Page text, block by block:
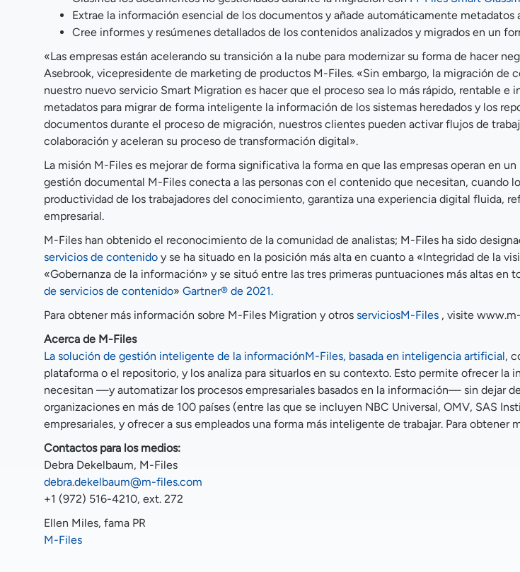
Extrae la información esencial de los documentos y añade automáticamente metadatos
Cree informes y resúmenes detallados de los contenidos analizados y migrados en un
«Las empresas están acelerando su transición a la nube para modernizar su forma de hacer
Asebrook, vicepresidente de marketing de productos M-Files. «Sin embargo, la migración de
nuestro nuevo servicio Smart Migration es hacer que el proceso sea lo más rápido, rentable
metadatos para migrar de forma inteligente la información de los sistemas heredados y los
documentos durante el proceso de migración, nuestros clientes pueden activar flujos de
colaboración y aceleran su proceso de transformación digital».
La misión M-Files es mejorar de forma significativa la forma en que las empresas operan en
gestión documental M-Files conecta a las personas con el contenido que necesitan, cuando
productividad de los trabajadores del conocimiento, garantiza una experiencia digital fluida,
empresarial.
M-Files han obtenido el reconocimiento de la comunidad de analistas; M-Files ha sido
servicios de contenido y se ha situado en la posición más alta en cuanto a «Integridad de la
«Gobernanza de la información» y se situó entre las tres primeras puntuaciones más altas en
de servicios de contenido» Gartner® de 2021.
Para obtener más información sobre M-Files Migration y otros serviciosM-Files , visite
Acerca de M-Files
La solución de gestión inteligente de la informaciónM-Files, basada en inteligencia artificial,
plataforma o el repositorio, y los analiza para situarlos en su contexto. Esto permite ofrecer la
necesitan —y automatizar los procesos empresariales basados en la información— sin dejar
organizaciones en más de 100 países (entre las que se incluyen NBC Universal, OMV, SAS
empresariales, y ofrecer a sus empleados una forma más inteligente de trabajar. Para obtener
Contactos para los medios:
Debra Dekelbaum, M-Files
debra.dekelbaum@m-files.com
+1 (972) 516-4210, ext. 272
Ellen Miles, fama PR
M-Files